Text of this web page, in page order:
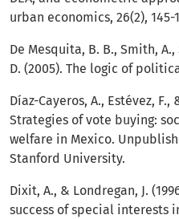
urban economics, 26(2), 145-
De Mesquita, B. B., Smith,
D. (2005). The logic of
Díaz-Cayeros, A., Estévez, F.,
Strategies of vote buying:
welfare in Mexico.
Stanford University.
Dixit, A., & Londregan, J.
success of special interests